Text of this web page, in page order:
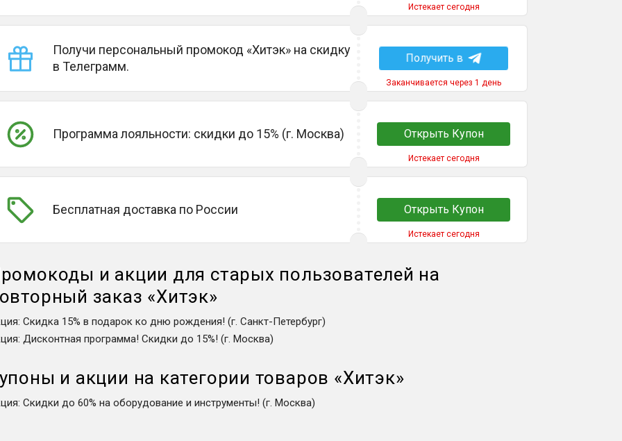
Истекает сегодня
Получи персональный промокод «Хитэк» на скидку
в Телеграмм.
Получить в
Заканчивается через 1 день
Программа лояльности: скидки до 15% (г. Москва) Открыть Купон
Истекает сегодня
Бесплатная доставка по России Открыть Купон
Истекает сегодня
и акции для старых пользователей на
заказ «Хитэк»
: Скидка 15% в подарок ко дню рождения! (г. Санкт-Петербург)
: Дисконтная программа! Скидки до 15%! (г. Москва)
и акции на категории товаров «Хитэк»
: Скидки до 60% на оборудование и инструменты! (г. Москва)